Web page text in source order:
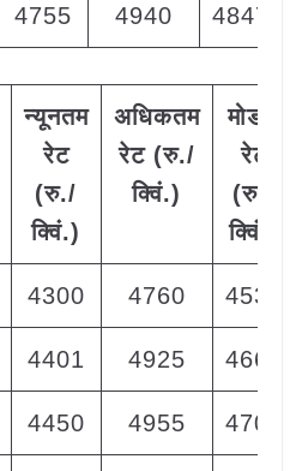
4755 4940 4847
न्यूनतम
रेट
(रु./
क्विं.)
अधिकतम
रेट (रु./
क्विं.)
मोडल
रेट
(रु./
क्विं.)
4300 4760 4530
4401 4925 4663
4450 4955 4700